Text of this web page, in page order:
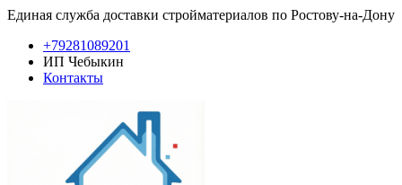
Единая служба доставки стройматериалов по Ростову-на-Дону
+79281089201
ИП Чебыкин
Контакты